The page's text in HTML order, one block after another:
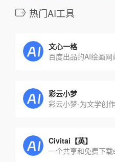
热门AI工具
文心一格
彩云小梦
Civitai【英】